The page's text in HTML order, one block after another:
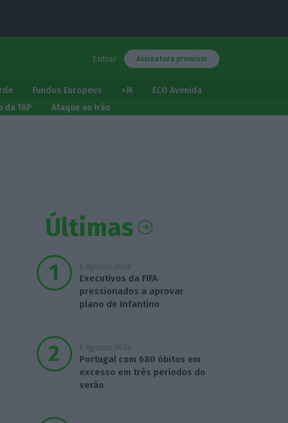
Entrar Assinatura premium
Fundos Europeus +M
ECO Avenida
TAP Ataque ao Irão
Últimas
6 Agosto 2026
Executivos da FIFA
pressionados a aprovar
plano de Infantino
6 Agosto 2026
Portugal com 680 óbitos em
excesso em três períodos do
verão